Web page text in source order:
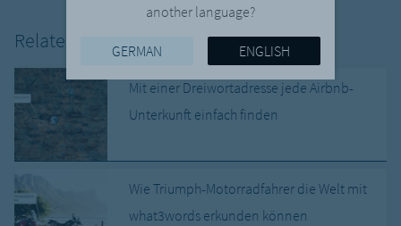
Related Posts
Mit einer Dreiwortadresse jede Airbnb-
Unterkunft einfach finden
Wie Triumph-Motorradfahrer die Welt mit
what3words erkunden können
another language?
GERMAN ENGLISH